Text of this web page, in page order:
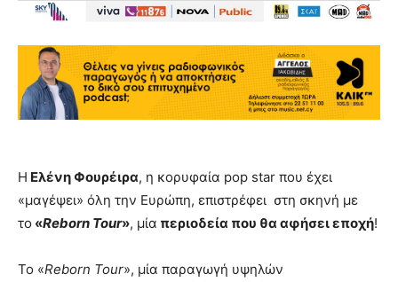
Η Ελένη Φουρέιρα, η κορυφαία pop star που έχει
«μαγέψει» όλη την Ευρώπη, επιστρέφει στη σκηνή με
το «Reborn Tour», μία περιοδεία που θα αφήσει εποχή!
Το «Reborn Tour», μία παραγωγή υψηλών